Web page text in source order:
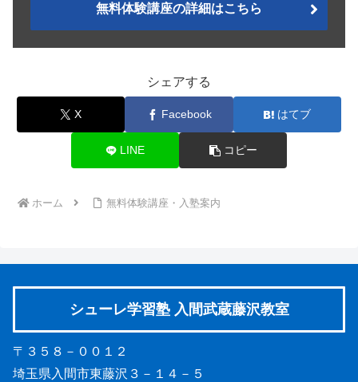
無料体験講座の詳細はこちら
シェアする
X Facebook はてブ
LINE コピー
ホーム 無料体験講座・入塾案内
シューレ学習塾 入間武蔵藤沢教室
〒３５８－００１２
埼玉県入間市東藤沢３－１４－５